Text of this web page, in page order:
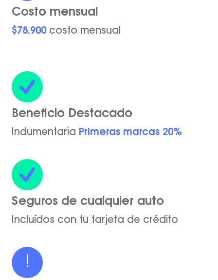
Costo mensual
$78.900 costo mensual
Beneficio Destacado
Indumentaria Primeras marcas 20%
Seguros de cualquier auto
Incluídos con tu tarjeta de crédito
!